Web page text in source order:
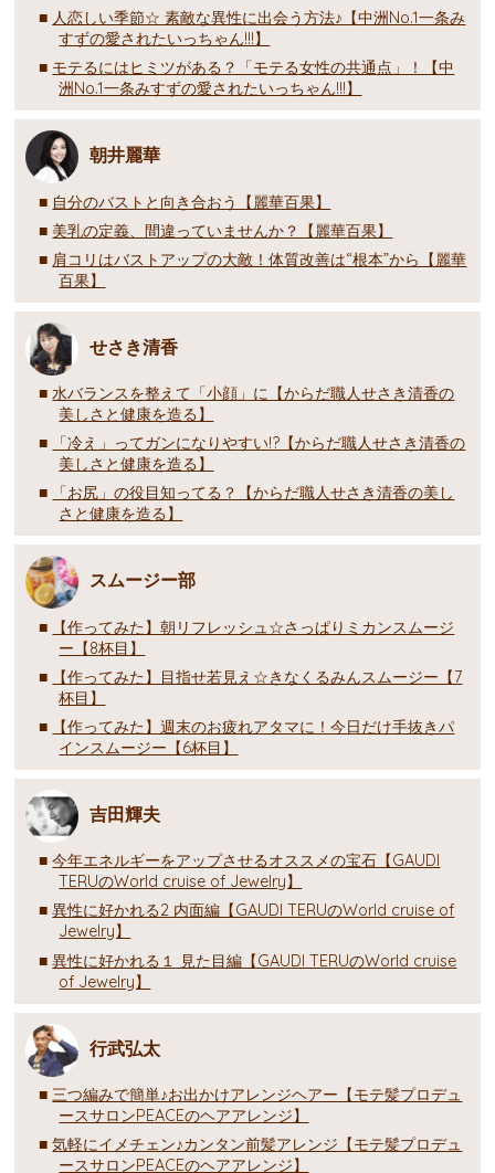
人恋しい季節☆ 素敵な異性に出会う方法♪【中洲No.1一条み
すずの愛されたいっちゃん!!!】
モテるにはヒミツがある？「モテる女性の共通点」！【中
洲No.1一条みすずの愛されたいっちゃん!!!】
朝井麗華
自分のバストと向き合おう【麗華百果】
美乳の定義、間違っていませんか？【麗華百果】
肩コリはバストアップの大敵！体質改善は“根本”から【麗華
百果】
せさき清香
水バランスを整えて「小顔」に【からだ職人せさき清香の
美しさと健康を造る】
「冷え」ってガンになりやすい!?【からだ職人せさき清香の
美しさと健康を造る】
「お尻」の役目知ってる？【からだ職人せさき清香の美し
さと健康を造る】
スムージー部
【作ってみた】朝リフレッシュ☆さっぱりミカンスムージ
ー【8杯目】
【作ってみた】目指せ若見え☆きなくるみんスムージー【7
杯目】
【作ってみた】週末のお疲れアタマに！今日だけ手抜きパ
インスムージー【6杯目】
吉田輝夫
今年エネルギーをアップさせるオススメの宝石【GAUDI
TERUのWorld cruise of Jewelry】
異性に好かれる2 内面編【GAUDI TERUのWorld cruise of
Jewelry】
異性に好かれる１ 見た目編【GAUDI TERUのWorld cruise
of Jewelry】
行武弘太
三つ編みで簡単♪お出かけアレンジヘアー【モテ髪プロデュ
ースサロンPEACEのヘアアレンジ】
気軽にイメチェン♪カンタン前髪アレンジ【モテ髪プロデュ
ースサロンPEACEのヘアアレンジ】